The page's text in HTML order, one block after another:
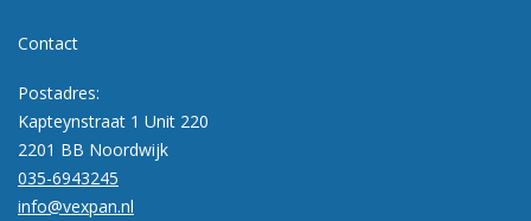
Contact
Postadres:
Kapteynstraat 1 Unit 220
2201 BB Noordwijk
035-6943245
info@vexpan.nl